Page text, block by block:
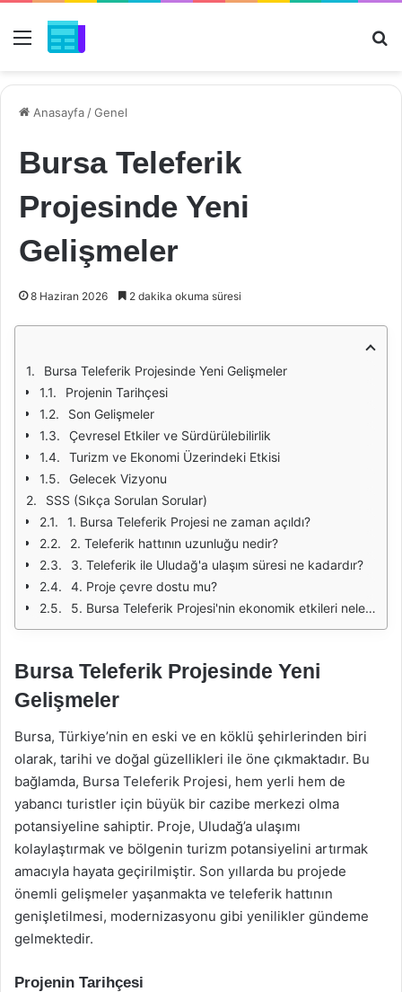
Menü
Anasayfa /Genel
Bursa Teleferik
Projesinde Yeni
Gelişmeler
8 Haziran 2026 2 dakika okuma süresi
Bursa Teleferik Projesinde Yeni Gelişmeler
Projenin Tarihçesi
Son Gelişmeler
Çevresel Etkiler ve Sürdürülebilirlik
Turizm ve Ekonomi Üzerindeki Etkisi
Gelecek Vizyonu
SSS (Sıkça Sorulan Sorular)
1. Bursa Teleferik Projesi ne zaman açıldı?
2. Teleferik hattının uzunluğu nedir?
3. Teleferik ile Uludağ'a ulaşım süresi ne kadardır?
4. Proje çevre dostu mu?
5. Bursa Teleferik Projesi'nin ekonomik etkileri nelerdir?
Bursa Teleferik Projesinde Yeni
Gelişmeler
Bursa, Türkiye’nin en eski ve en köklü şehirlerinden biri
olarak, tarihi ve doğal güzellikleri ile öne çıkmaktadır. Bu
bağlamda, Bursa Teleferik Projesi, hem yerli hem de
yabancı turistler için büyük bir cazibe merkezi olma
potansiyeline sahiptir. Proje, Uludağ’a ulaşımı
kolaylaştırmak ve bölgenin turizm potansiyelini artırmak
amacıyla hayata geçirilmiştir. Son yıllarda bu projede
önemli gelişmeler yaşanmakta ve teleferik hattının
genişletilmesi, modernizasyonu gibi yenilikler gündeme
gelmektedir.
Projenin Tarihçesi